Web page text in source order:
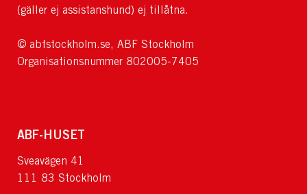
(gäller ej assistanshund) ej tillåtna.
© abfstockholm.se, ABF Stockholm
Organisationsnummer 802005-7405
ABF-HUSET
Sveavägen 41
111 83 Stockholm